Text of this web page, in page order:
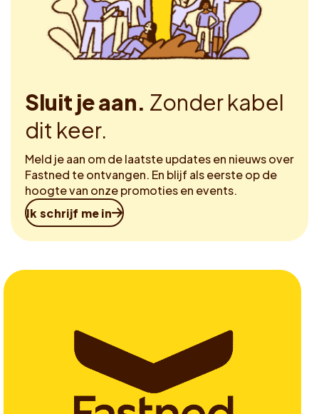
Sluit je aan. Zonder kabel
dit keer.
Meld je aan om de laatste updates en nieuws over
Fastned te ontvangen. En blijf als eerste op de
hoogte van onze promoties en events.
Ik schrijf me in